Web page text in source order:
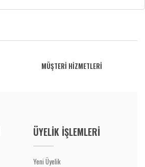
MÜŞTERİ HİZMETLERİ
ÜYELİK İŞLEMLERİ
Yeni Üyelik